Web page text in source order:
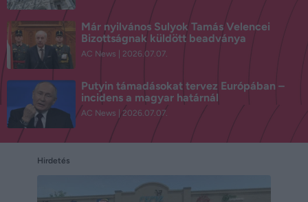
Már nyilvános Sulyok Tamás Velencei
Bizottságnak küldött beadványa
AC News 2026.07.07.
Putyin támadásokat tervez Európában –
incidens a magyar határnál
AC News 2026.07.07.
Hirdetés